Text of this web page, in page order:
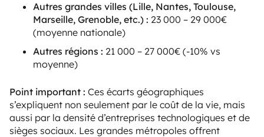
Autres grandes villes (Lille, Nantes, Toulouse,
Marseille, Grenoble, etc.) : 23 000 – 29 000€
(moyenne nationale)
Autres régions : 21 000 – 27 000€ (-10% vs
moyenne)
Point important : Ces écarts géographiques
s’expliquent non seulement par le coût de la vie, mais
aussi par la densité d’entreprises technologiques et de
sièges sociaux. Les grandes métropoles offrent